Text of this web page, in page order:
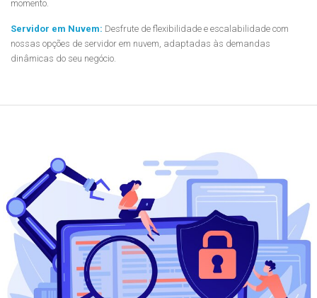
momento.
Servidor em Nuvem: Desfrute de flexibilidade e escalabilidade com
nossas opções de servidor em nuvem, adaptadas às demandas
dinâmicas do seu negócio.